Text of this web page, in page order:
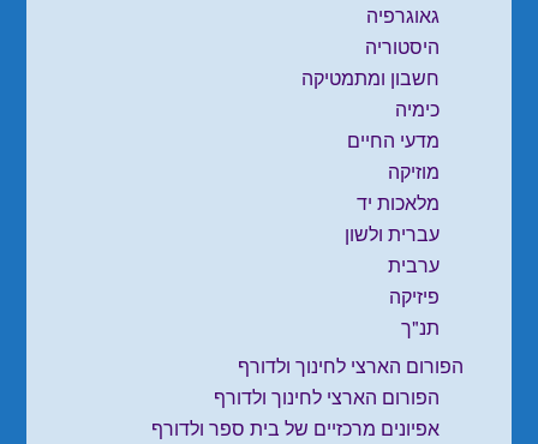
גאוגרפיה
היסטוריה
חשבון ומתמטיקה
כימיה
מדעי החיים
מוזיקה
מלאכות יד
עברית ולשון
ערבית
פיזיקה
תנ"ך
הפורום הארצי לחינוך ולדורף
הפורום הארצי לחינוך ולדורף
אפיונים מרכזיים של בית ספר ולדורף